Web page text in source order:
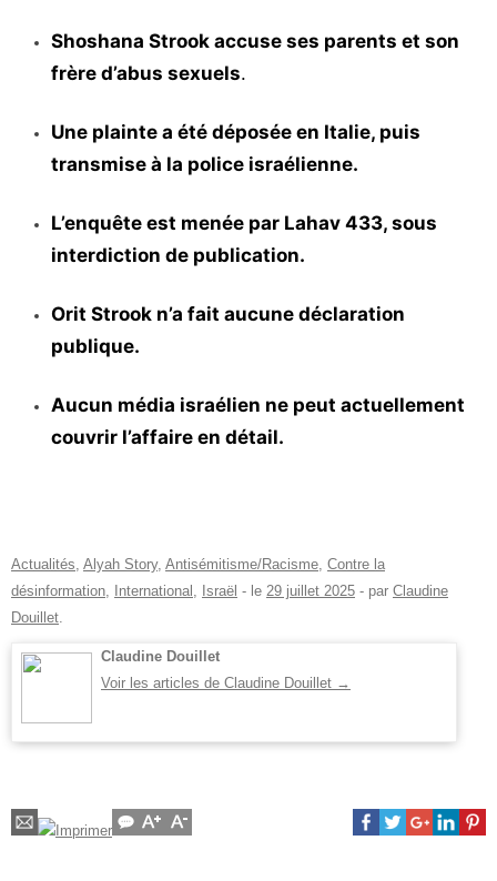
Shoshana Strook accuse ses parents et son
frère d’abus sexuels.
Une plainte a été déposée en Italie, puis
transmise à la police israélienne.
L’enquête est menée par Lahav 433, sous
interdiction de publication.
Orit Strook n’a fait aucune déclaration
publique.
Aucun média israélien ne peut actuellement
couvrir l’affaire en détail.
Actualités Alyah Story, Antisémitisme/Racisme Contre la
désinformation
International Israël - le 29 juillet 2025 - par Claudine
Douillet
Claudine Douillet
Voir les articles de Claudine Douillet →